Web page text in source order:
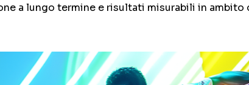
a lungo termine e risultati misurabili in